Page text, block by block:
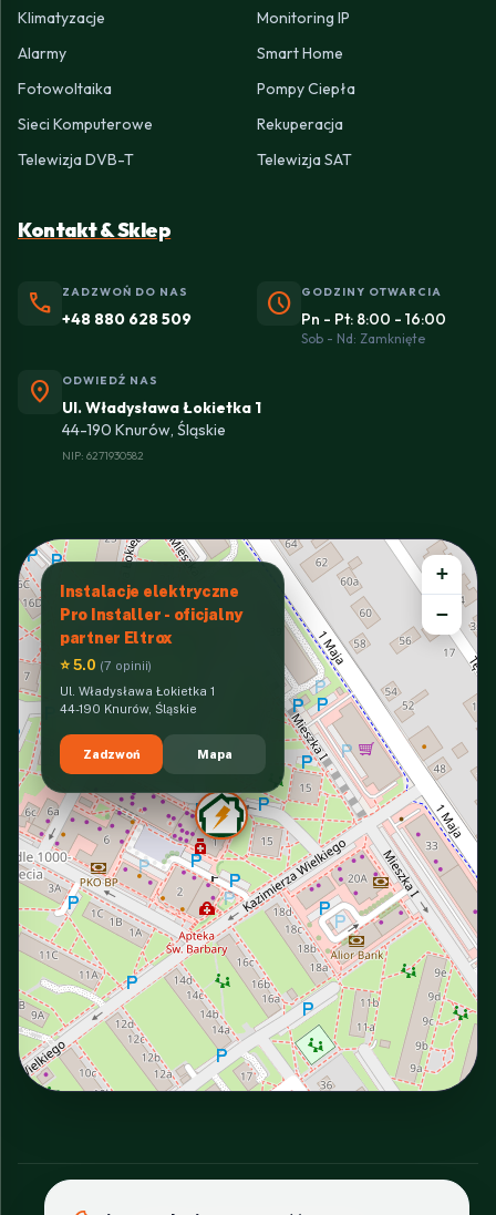
Klimatyzacje
Monitoring IP
Alarmy
Smart Home
Fotowoltaika
Pompy Ciepła
Sieci Komputerowe
Rekuperacja
Telewizja DVB-T
Telewizja SAT
Kontakt & Sklep
phone ZADZWOŃ DO NAS
+48 880 628 509 schedule GODZINY OTWARCIA
Pn - Pt: 8:00 - 16:00
Sob - Nd: Zamknięte
location_on ODWIEDŹ NAS
Ul. Władysława Łokietka 1
44-190 Knurów, Śląskie
NIP: 6271930582
Instalacje elektryczne
Pro Installer - oficjalny
partner Eltrox
⭐ 5.0 (7 opinii)
Ul. Władysława Łokietka 1
44-190 Knurów, Śląskie
Zadzwoń Mapa
+
−
INTERACTIVE VIEW